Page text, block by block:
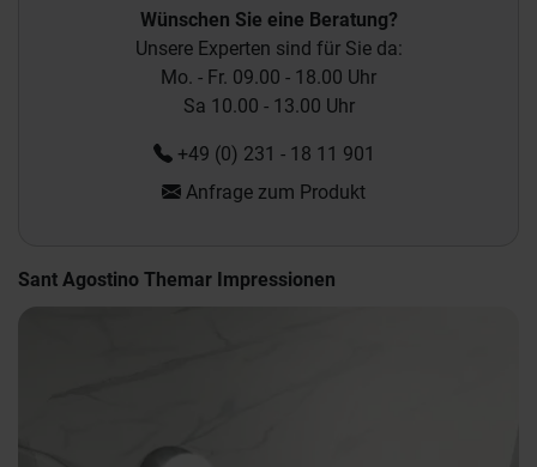
Wünschen Sie eine Beratung?
Unsere Experten sind für Sie da:
Mo. - Fr. 09.00 - 18.00 Uhr
Sa 10.00 - 13.00 Uhr
+49 (0) 231 - 18 11 901
Anfrage zum Produkt
Sant Agostino Themar Impressionen